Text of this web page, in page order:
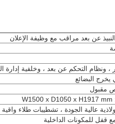
عن بعد مراقب مع وظيفة الإعلان
، ونظام التحكم عن بعد ، وخلفية إدارة
يخرج البضائع
مقبول
عالية الجودة ، تشطيبات طلاء واقية
قفل للمكونات الداخلية